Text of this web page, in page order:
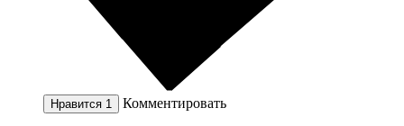
Нравится 1 Комментировать